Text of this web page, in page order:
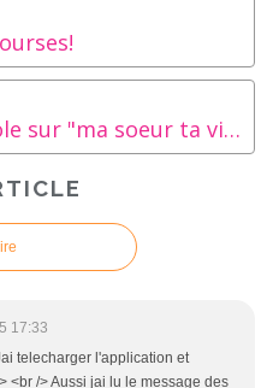
Les lectrices ont la parole sur "ma soeur ta vie ton épreuve"
17:33
telecharger l'application et
<br /> Aussi jai lu le message des